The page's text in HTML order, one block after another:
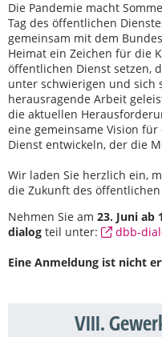
Die Pandemie macht
Tag des öffentlichen
gemeinsam mit dem
Heimat ein Zeichen für die
öffentlichen Dienst setzen,
unter schwierigen und sich
herausragende Arbeit
die aktuellen
eine gemeinsame Vision
Dienst entwickeln, der die
Wir laden Sie herzlich ein,
die Zukunft des
Nehmen Sie am 23. Juni ab
dialog teil unter:
dbb-
Eine Anmeldung ist nicht
VIII.